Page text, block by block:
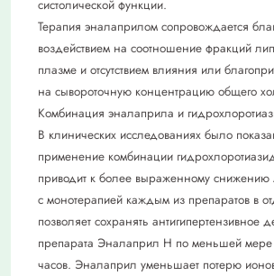
систолической функции.
Терапия эналаприлом сопровождается
воздействием на соотношение фракций
плазме и отсутствием влияния или
на сывороточную концентрацию общего
Комбинация эналаприла и
В клинических исследованиях было
применение комбинации
приводит к более выраженному
с монотерапией каждым из препаратов в
позволяет сохранять антигипертензивное
препарата Эналаприл Н по меньшей мере
часов. Эналаприл уменьшает потерю